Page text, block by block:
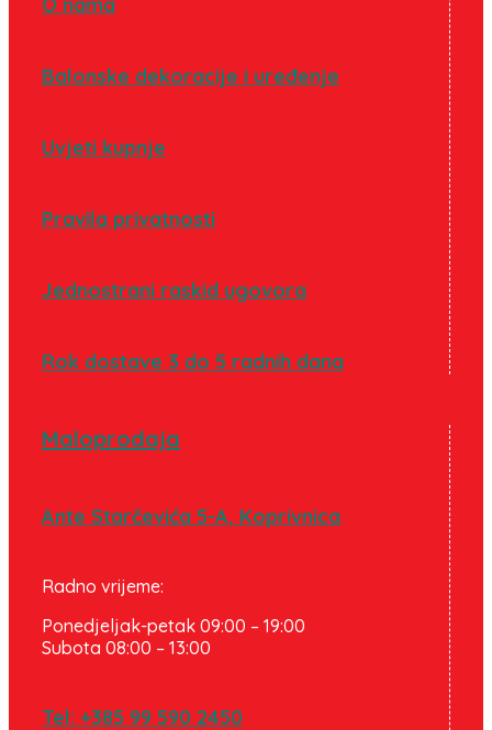
O nama
Balonske dekoracije i uređenje
Uvjeti kupnje
Pravila privatnosti
Jednostrani raskid ugovora
Rok dostave 3 do 5 radnih dana
Maloprodaja
Ante Starčevića 5-A, Koprivnica
Radno vrijeme:
Ponedjeljak-petak 09:00 – 19:00
Subota 08:00 – 13:00
Tel: +385 99 590 2450